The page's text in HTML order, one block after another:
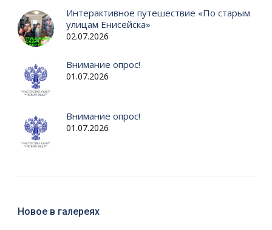
Интерактивное путешествие «По старым
улицам Енисейска»
02.07.2026
Внимание опрос!
01.07.2026
Внимание опрос!
01.07.2026
Новое в галереях